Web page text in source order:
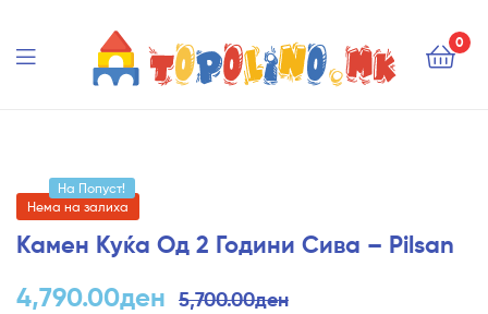
0
На Попуст!
Нема на залиха
Камен Куќа Од 2 Години Сива – Pilsan
5,700.00ден
4,790.00ден